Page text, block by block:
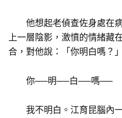
他想起老偵查佐身處在病
上一層陰影，激憤的情緒藏
合，對他說：「你明白嗎？」
你──明──白──嗎──
我不明白。江育昆腦內一